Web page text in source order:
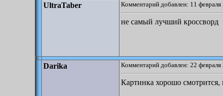
UltraTaber Комментарий добавлен: 11
не самый лучший кроссворд
Darika Комментарий добавлен: 22
Картинка хорошо смотрится,